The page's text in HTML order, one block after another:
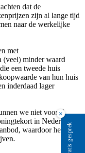
dat de
zijn al lange tijd
naar de werkelijke
met
(veel) minder waard
een tweede huis
van hun huis
inderdaad lager
we niet vooraf
in Nederland.
waardoor het ook
×